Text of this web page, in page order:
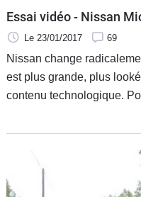
Essai vidéo - Nissan
Le 23/01/2017 69
Nissan change
est plus grande, plus
contenu technologique.
nouvelle Micra est-elle
rebadgée ? Essai de la